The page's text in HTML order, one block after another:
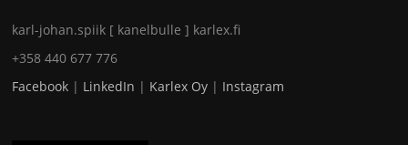
karl-johan.spiik [ kanelbulle ] karlex.fi
+358 440 677 776
Facebook | LinkedIn | Karlex Oy | Instagram